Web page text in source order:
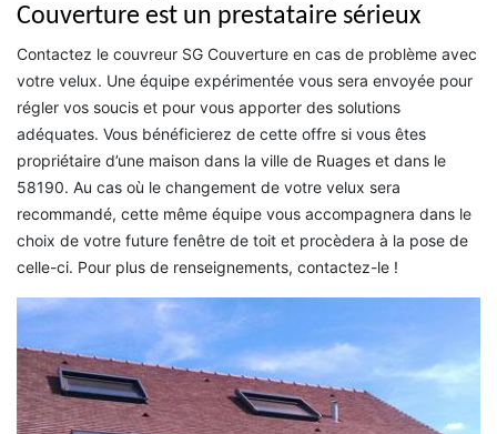
Couverture est un prestataire sérieux
Contactez le couvreur SG Couverture en cas de problème avec
votre velux. Une équipe expérimentée vous sera envoyée pour
régler vos soucis et pour vous apporter des solutions
adéquates. Vous bénéficierez de cette offre si vous êtes
propriétaire d’une maison dans la ville de Ruages et dans le
58190. Au cas où le changement de votre velux sera
recommandé, cette même équipe vous accompagnera dans le
choix de votre future fenêtre de toit et procèdera à la pose de
celle-ci. Pour plus de renseignements, contactez-le !